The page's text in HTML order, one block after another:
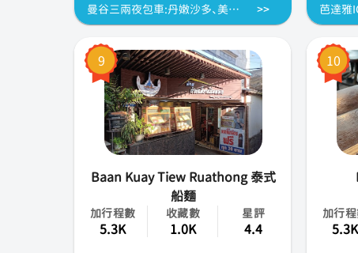
曼谷三兩夜包車:丹嫩沙多、美功、安帕瓦和北碧府 |泰國 芭達雅
9
Baan Kuay Tiew Ruathong 泰式
船麵
加行程數
5.3K
收藏數
1.0K
星評
4.4
10
加行
5.3K